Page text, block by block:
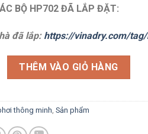
BỘ HP702 ĐÃ LẮP ĐẶT:
đã lắp: https://vinadry.com/
STAR HP702 (SP 2022) số lượng
THÊM VÀO GIỎ HÀNG
thông minh ,Sản phẩm